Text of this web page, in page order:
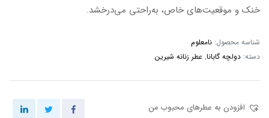
خنک و موقعیت‌های خاص، به‌راحتی می‌درخشد.
شناسه محصول: نامعلوم
دسته: دولچه گابانا, عطر زنانه شیرین
افزودن به عطرهای محبوب من